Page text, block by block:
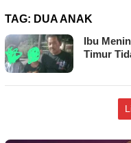
TAG: DUA ANAK
Ibu
Timur